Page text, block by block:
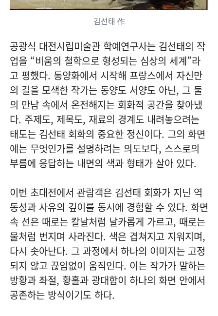
김선태 作
공광식 대전시립미술관 학예연구사는 김선태의 작
업을 “비움의 철학으로 형성되는 심상의 세계”라
고 평했다. 동양화에서 시작해 프랑스에서 자신만
의 길을 모색한 작가는 동양도 서양도 아닌, 그 둘
의 만남 속에서 온전해지는 회화적 공간을 찾아냈
다. 주제도, 제목도, 재료의 경계도 내려놓으려는
태도는 김선태 회화의 중요한 정신이다. 그의 화면
에는 무엇인가를 설명하려는 의도보다, 스스로의
부름에 응답하는 내면의 색과 형태가 살아 있다.
이번 초대전에서 관람객은 김선태 회화가 지닌 역
동성과 사유의 깊이를 동시에 경험할 수 있다. 화면
속 선은 때로는 칼날처럼 날카롭게 가르고, 때로는
물처럼 번지며 사라진다. 색은 겹쳐지고 지워지며,
다시 솟아난다. 그 과정에서 하나의 이미지는 고정
되지 않고 끊임없이 움직인다. 이는 작가가 말하는
방황과 좌절, 황홀과 광대함이 하나의 화면 안에서
공존하는 방식이기도 하다.